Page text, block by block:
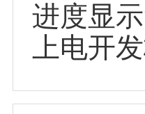
进度显
上电开